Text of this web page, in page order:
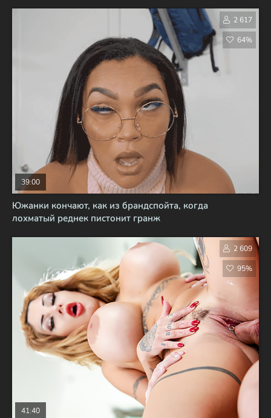
Южанки кончают, как из брандспойта, когда
лохматый реднек пистонит гранж
39:00
2 617
64%
41:40
2 609
95%